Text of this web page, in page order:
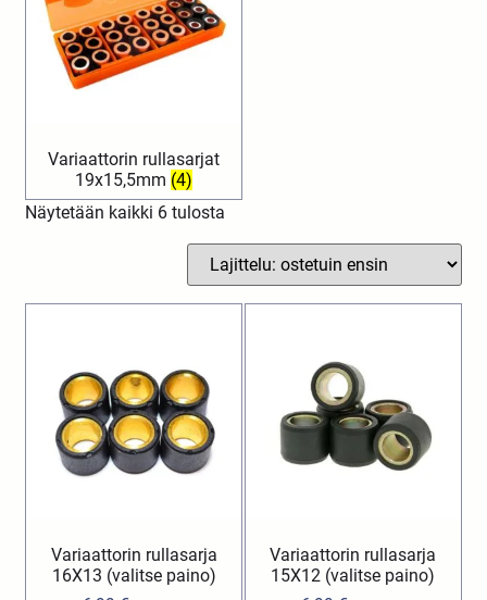
Variaattorin rullasarjat
19x15,5mm (4)
Näytetään kaikki 6 tulosta
Variaattorin rullasarja
16X13 (valitse paino)
Variaattorin rullasarja
15X12 (valitse paino)